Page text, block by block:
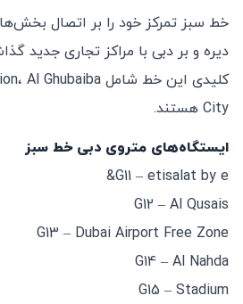
خط سبز تمرکز خود را بر اتصال
دیره و بر دبی با مراکز تجاری جدید
City هستند.
ایستگاه‌های متروی دبی خط سبز
G11 – etisalat by e&
G12 – Al Qusais
G13 – Dubai Airport Free Zone
G14 – Al Nahda
G15 – Stadium